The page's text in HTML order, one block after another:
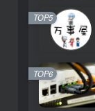
TOP5
TOP6